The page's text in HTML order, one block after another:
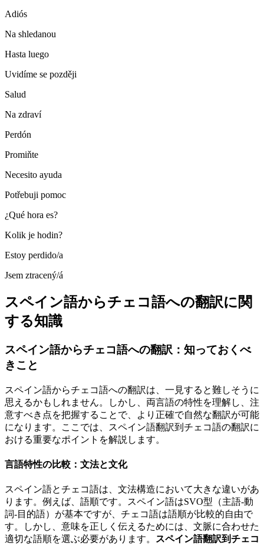
Adiós
Na shledanou
Hasta luego
Uvidíme se později
Salud
Na zdraví
Perdón
Promiňte
Necesito ayuda
Potřebuji pomoc
¿Qué hora es?
Kolik je hodin?
Estoy perdido/a
Jsem ztracený/á
スペイン語からチェコ語への翻訳に関
する知識
スペイン語からチェコ語への翻訳：知っておくべ
きこと
スペイン語からチェコ語への翻訳は、一見すると難しそうに
思えるかもしれません。しかし、両言語の特性を理解し、注
意すべき点を把握することで、より正確で自然な翻訳が可能
になります。ここでは、スペイン語翻訳到チェコ語の翻訳に
おける重要なポイントを解説します。
言語特性の比較：文法と文化
スペイン語とチェコ語は、文法構造において大きな違いがあ
ります。例えば、語順です。スペイン語はSVO型（主語-動
詞-目的語）が基本ですが、チェコ語は語順が比較的自由で
す。しかし、意味を正しく伝えるためには、文脈に合わせた
適切な語順を選ぶ必要があります。
スペイン語翻訳到チェコ